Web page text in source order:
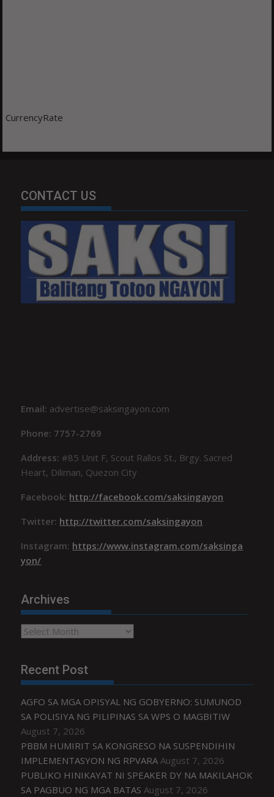
CurrencyRate
CONTACT US
Email: advertise@saksingayon.com
Phone: 7757-2769
Address:#85 Unit F, Scout Rallos St., Brgy. Sacred
Heart, Diliman, Quezon City
Facebook: http://facebook.com/saksingayon
Twitter: http://twitter.com/saksingayon
Instagram: https://www.instagram.com/saksinga
yon/
Archives
Archives
Recent Post
AGFO SA MGA OPISYAL NG GOBYERNO: SUMUNOD
SA POLISIYA NG PILIPINAS SA WPS O MAGBITIW
August 7, 2026
PBBM HUMIRIT SA KONGRESO NA SUSPENDIHIN
IMPLEMENTASYON NG RPVARA August 7, 2026
PUBLIKO HINIKAYAT NI SPEAKER DY NA MAKILAHOK
SA PAGBUO NG MGA BATAS August 7, 2026